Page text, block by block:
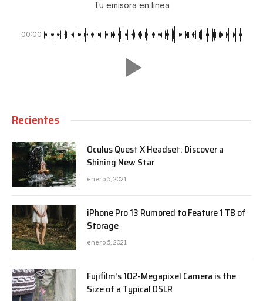
Tu emisora en linea
00:00
Recientes
Oculus Quest X Headset: Discover a
Shining New Star
enero 5, 2021
iPhone Pro 13 Rumored to Feature 1 TB of
Storage
enero 5, 2021
Fujifilm’s 102-Megapixel Camera is the
Size of a Typical DSLR